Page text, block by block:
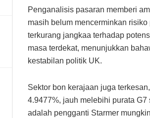
Penganalisis pasaran memberi
masih belum mencerminkan
terkurang jangkaa terhadap
masa terdekat, menunjukkan
kestabilan politik UK.
Sektor bon kerajaan juga
4.9477%, jauh melebihi purata
adalah pengganti Starmer